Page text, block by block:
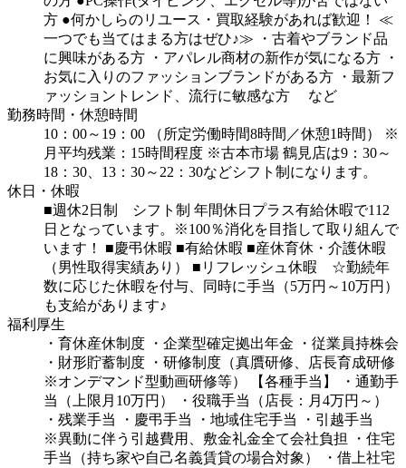
方 ●何かしらのリユース・買取経験があれば歓迎！
≪
一つでも当てはまる方はぜひ♪≫
・古着やブランド品
に興味がある方
・アパレル商材の新作が気になる方
・
お気に入りのファッションブランドがある方
・最新フ
ァッショントレンド、流行に敏感な方
など
勤務時間・休憩時間
10：00～19：00
（所定労働時間8時間／休憩1時間）
※
月平均残業：15時間程度 ※古本市場 鶴見店は9：30～
18：30、13：30～22：30などシフト制になります。
休日・休暇
■週休2日制 シフト制 年間休日プラス有給休暇で112
日となっています。※100％消化を目指して取り組んで
います！
■慶弔休暇 ■有給休暇 ■産休育休・介護休暇
（男性取得実績あり）
■リフレッシュ休暇 ☆勤続年
数に応じた休暇を付与、同時に手当（5万円～10万円）
も支給があります♪
福利厚生
・育休産休制度
・企業型確定拠出年金
・従業員持株会
・財形貯蓄制度
・研修制度（真贋研修、店長育成研修
※オンデマンド型動画研修等）
【各種手当】
・通勤手
当（上限月10万円）
・役職手当（店長：月4万円～）
・残業手当
・慶弔手当 ・地域住宅手当
・引越手当
※異動に伴う引越費用、敷金礼金全て会社負担
・住宅
手当（持ち家や自己名義賃貸の場合対象）
・借上社宅